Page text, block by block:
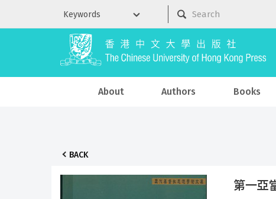
About Authors Books
BACK
第一亞